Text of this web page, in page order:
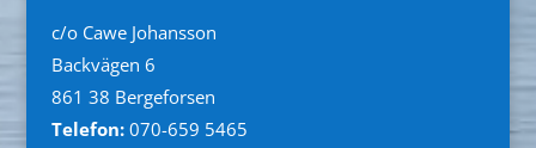
c/o Cawe Johansson
Backvägen 6
861 38 Bergeforsen
Telefon: 070-659 5465